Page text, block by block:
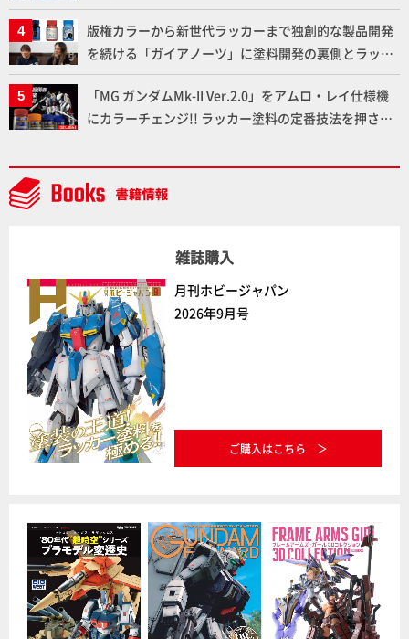
Prime Videoで国内独占配信
版権カラーから新世代ラッカーまで独創的な製品開発
を続ける「ガイアノーツ」に塗料開発の裏側とラッカ
ー塗料の未来についてインタビュー！
「MG ガンダムMk-II Ver.2.0」をアムロ・レイ仕様機
にカラーチェンジ!! ラッカー塗料の定番技法を押さえ
雑誌購入
月刊ホビージャパン
2026年9月号
ご購入はこちら